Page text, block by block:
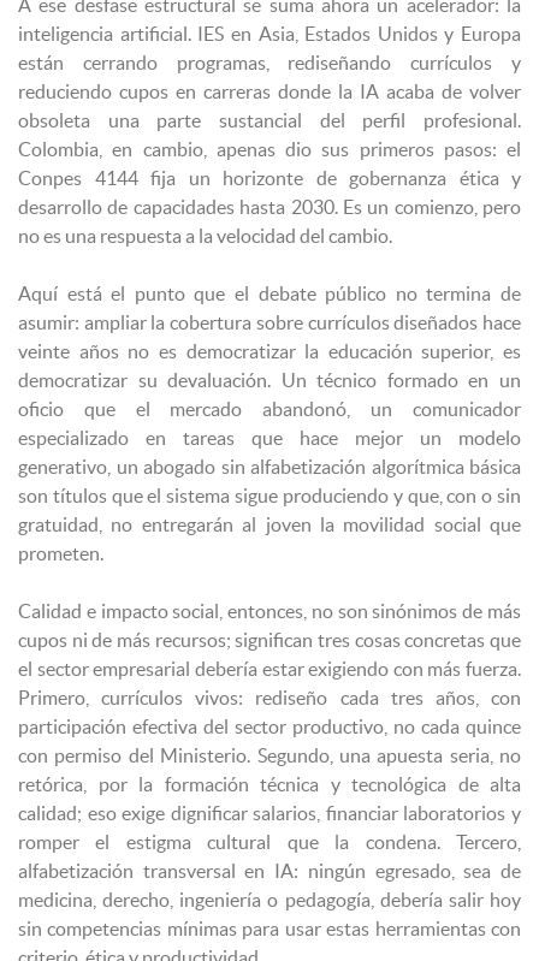
A ese desfase estructural se suma ahora un acelerador: la
inteligencia artificial. IES en Asia, Estados Unidos y Europa
están cerrando programas, rediseñando currículos y
reduciendo cupos en carreras donde la IA acaba de volver
obsoleta una parte sustancial del perfil profesional.
Colombia, en cambio, apenas dio sus primeros pasos: el
Conpes 4144 fija un horizonte de gobernanza ética y
desarrollo de capacidades hasta 2030. Es un comienzo, pero
no es una respuesta a la velocidad del cambio.
Aquí está el punto que el debate público no termina de
asumir: ampliar la cobertura sobre currículos diseñados hace
veinte años no es democratizar la educación superior, es
democratizar su devaluación. Un técnico formado en un
oficio que el mercado abandonó, un comunicador
especializado en tareas que hace mejor un modelo
generativo, un abogado sin alfabetización algorítmica básica
son títulos que el sistema sigue produciendo y que, con o sin
gratuidad, no entregarán al joven la movilidad social que
prometen.
Calidad e impacto social, entonces, no son sinónimos de más
cupos ni de más recursos; significan tres cosas concretas que
el sector empresarial debería estar exigiendo con más fuerza.
Primero, currículos vivos: rediseño cada tres años, con
participación efectiva del sector productivo, no cada quince
con permiso del Ministerio. Segundo, una apuesta seria, no
retórica, por la formación técnica y tecnológica de alta
calidad; eso exige dignificar salarios, financiar laboratorios y
romper el estigma cultural que la condena. Tercero,
alfabetización transversal en IA: ningún egresado, sea de
medicina, derecho, ingeniería o pedagogía, debería salir hoy
sin competencias mínimas para usar estas herramientas con